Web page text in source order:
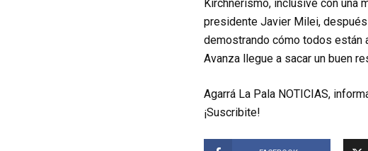
Kirchnerismo, inclusive con una
presidente Javier Milei,
demostrando cómo todos están
Avanza llegue a sacar un buen
Agarrá La Pala NOTICIAS,
¡Suscribite!